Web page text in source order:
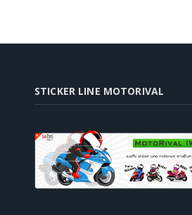
STICKER LINE MOTORIVAL